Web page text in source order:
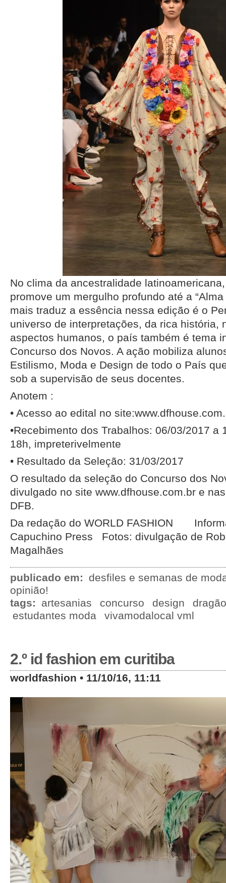
No clima da ancestralidade
promove um mergulho profundo até a
mais traduz a essência nessa edição é o
universo de interpretações, da rica história,
aspectos humanos, o país também é tema
Concurso dos Novos. A ação mobiliza
Estilismo, Moda e Design de todo o País
sob a supervisão de seus docentes.
Anotem :
• Acesso ao edital no
•Recebimento dos Trabalhos: 06/03/2017 a
18h, impreterivelmente
• Resultado da Seleção: 31/03/2017
O resultado da seleção do Concurso dos
divulgado no site www.dfhouse.com.br e
DFB.
Da redação do WORLD FASHION
Capuchino Press Fotos: divulgação de
Magalhães
publicado em:
desfiles e semanas de
opinião!
tags:
artesanias concurso design
estudantes moda
vivamodalocal vml
2.º id fashion em curitiba
worldfashion • 11/10/16, 11:11